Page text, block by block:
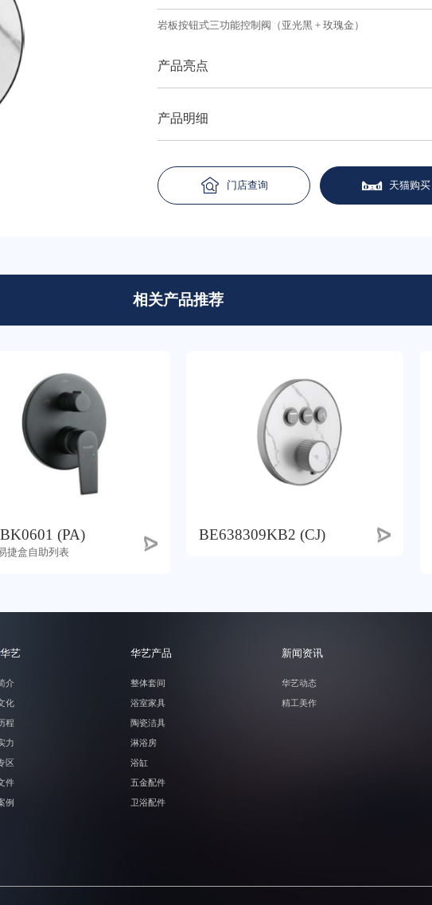
岩板按钮式三功能控制阀（亚光黑 + 玫瑰金）
产品亮点
产品明细
门店查询 天猫购买
相关产品推荐
(PA)
捷盒自助列表
BE638309KB2 (CJ)
艺
介
化
程
力
区
件
例
华艺产品
整体套间
浴室家具
陶瓷洁具
淋浴房
浴缸
五金配件
卫浴配件
新闻资讯
华艺动态
精工美作